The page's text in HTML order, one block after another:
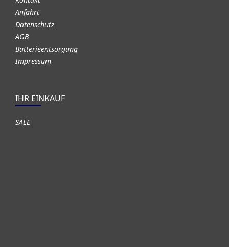
Anfahrt
Datenschutz
AGB
Batterieentsorgung
Impressum
IHR EINKAUF
SALE